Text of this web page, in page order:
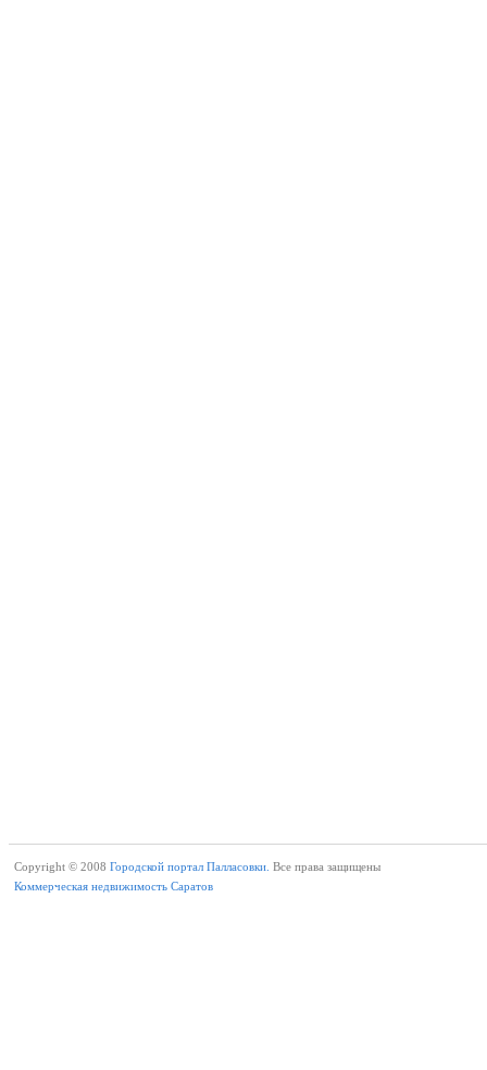
Copyright © 2008 Городской портал Палласовки. Все права защищены
Коммерческая недвижимость Саратов